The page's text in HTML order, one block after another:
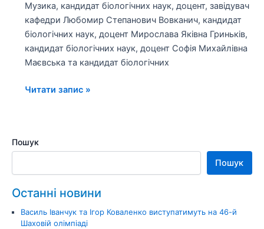
Музика, кандидат біологічних наук, доцент, завідувач
кафедри Любомир Степанович Вовканич, кандидат
біологічних наук, доцент Мирослава Яківна Гриньків,
кандидат біологічних наук, доцент Софія Михайлівна
Маєвська та кандидат біологічних
Читати запис »
Пошук
Пошук
Останні новини
Василь Іванчук та Ігор Коваленко виступатимуть на 46-й
Шаховій олімпіаді